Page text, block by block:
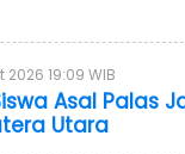
19:09 WIB
Asal Palas
Utara